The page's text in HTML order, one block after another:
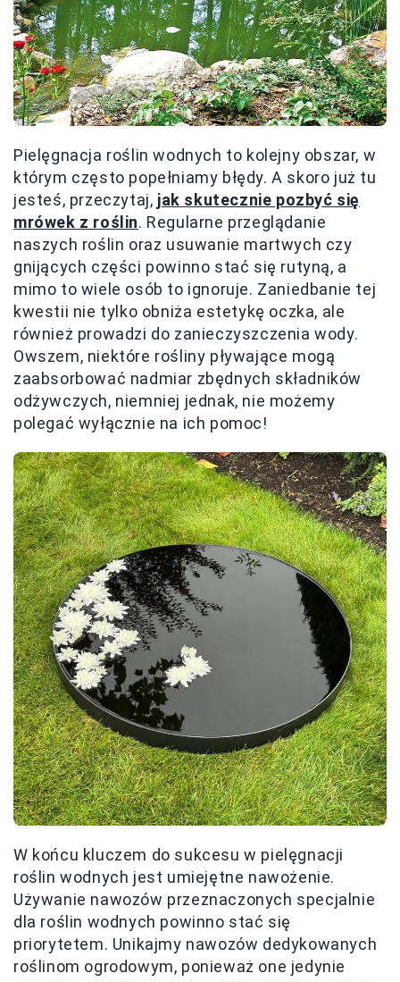
Pielęgnacja roślin wodnych to kolejny obszar, w
którym często popełniamy błędy. A skoro już tu
jesteś, przeczytaj, jak skutecznie pozbyć się
mrówek z roślin. Regularne przeglądanie
naszych roślin oraz usuwanie martwych czy
gnijących części powinno stać się rutyną, a
mimo to wiele osób to ignoruje. Zaniedbanie tej
kwestii nie tylko obniża estetykę oczka, ale
również prowadzi do zanieczyszczenia wody.
Owszem, niektóre rośliny pływające mogą
zaabsorbować nadmiar zbędnych składników
odżywczych, niemniej jednak, nie możemy
polegać wyłącznie na ich pomoc!
W końcu kluczem do sukcesu w pielęgnacji
roślin wodnych jest umiejętne nawożenie.
Używanie nawozów przeznaczonych specjalnie
dla roślin wodnych powinno stać się
priorytetem. Unikajmy nawozów dedykowanych
roślinom ogrodowym, ponieważ one jedynie